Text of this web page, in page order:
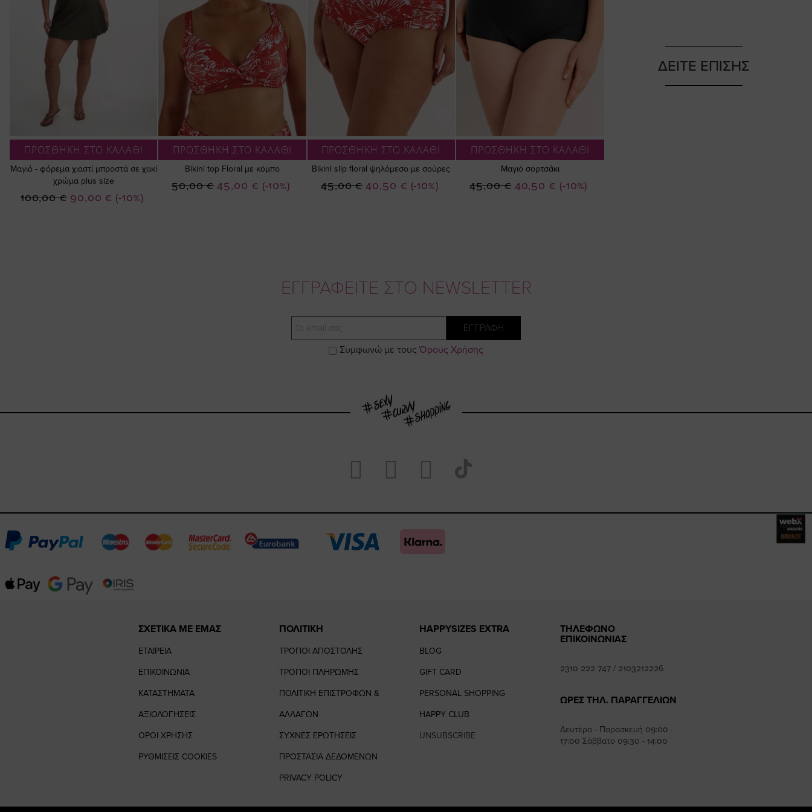
ΠΡΟΣΘΗΚΗ ΣΤΟ ΚΑΛΑΘΙ
Μαγιό - φόρεμα χιαστί μπροστά σε χακί
χρώμα plus size
(-10%)
Ειδική
90,00 €
100,00 €
ΠΡΟΣΘΗΚΗ ΣΤΟ ΚΑΛΑΘΙ
Bikini top Floral με κόμπο
(-10%)
Ειδική
45,00 €
50,00 €
ΠΡΟΣΘΗΚΗ ΣΤΟ ΚΑΛΑΘΙ
Bikini slip floral ψηλόμεσο με σούρες
(-10%)
Ειδική
40,50 €
45,00 €
ΠΡΟΣΘΗΚΗ ΣΤΟ ΚΑΛΑΘΙ
Μαγιό σορτσάκι
(-10%)
Ειδική
40,50 €
45,00 €
ΔΕΙΤΕ ΕΠΙΣΗΣ
ΕΓΓΡΑΦΕΙΤΕ ΣΤΟ NEWSLETTER
ΕΓΓΡΑΦΗ
Συμφωνώ με τους Όρους Χρήσης
Visit
https://www.facebook.com/happysizes/
page
Visit
https://www.instagram.com/
page
Visit
https://www.youtube.com/user/
feature=mhee
our
ΣΧΕΤΙΚΑ ΜΕ ΕΜΑΣ
ΕΤΑΙΡΕΙΑ
ΕΠΙΚΟΙΝΩΝΙΑ
ΚΑΤΑΣΤΗΜΑΤΑ
ΑΞΙΟΛΟΓΗΣΕΙΣ
ΟΡΟΙ ΧΡΗΣΗΣ
ΡΥΘΜΙΣΕΙΣ COOKIES
ΠΟΛΙΤΙΚΗ
ΤΡΟΠΟΙ ΑΠΟΣΤΟΛΗΣ
ΤΡΟΠΟΙ ΠΛΗΡΩΜΗΣ
ΠΟΛΙΤΙΚΗ ΕΠΙΣΤΡΟΦΩΝ &
ΑΛΛΑΓΩΝ
ΣΥΧΝΕΣ ΕΡΩΤΗΣΕΙΣ
ΠΡΟΣΤΑΣΙΑ ΔΕΔΟΜΕΝΩΝ
PRIVACY POLICY
HAPPYSIZES EXTRA
BLOG
GIFT CARD
PERSONAL SHOPPING
HAPPY CLUB
UNSUBSCRIBE
ΤΗΛΕΦΩΝΟ
ΕΠΙΚΟΙΝΩΝΙΑΣ
2310 222 747 / 2103212226
ΩΡΕΣ ΤΗΛ. ΠΑΡΑΓΓΕΛΙΩΝ
Δευτέρα - Παρασκευή 09:00 -
17:00 Σάββατο 09:30 - 14:00